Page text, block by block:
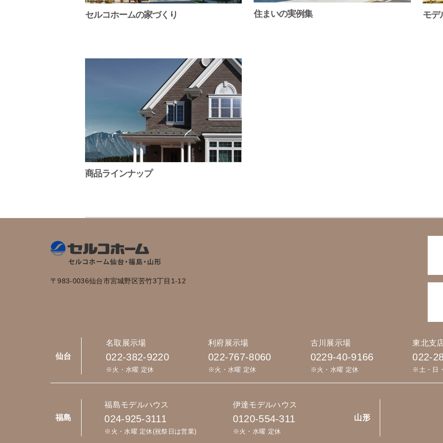
セルコホームの家づくり 住まいの実例集 モデ
商品ラインナップ
〒983-0036仙台市宮城野区苦竹3丁目1-12
仙台
名取展示場
022-382-9220
※火・水曜 定休
利府展示場
022-767-8060
※火・水曜 定休
古川展示場
0229-40-9166
※火・水曜 定休
東北支
022-
※土・日
福島
福島モデルハウス
024-925-3111
※火・水曜 定休(祝祭日は営業)
伊達モデルハウス
0120-554-311
※火・水曜 定休
山形